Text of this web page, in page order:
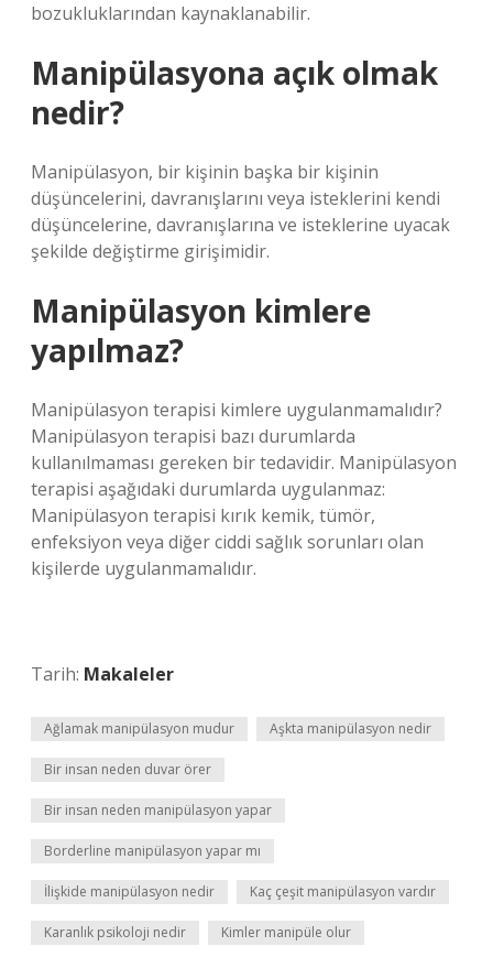
bozukluklarından kaynaklanabilir.
Manipülasyona açık olmak
nedir?
Manipülasyon, bir kişinin başka bir kişinin
düşüncelerini, davranışlarını veya isteklerini kendi
düşüncelerine, davranışlarına ve isteklerine uyacak
şekilde değiştirme girişimidir.
Manipülasyon kimlere
yapılmaz?
Manipülasyon terapisi kimlere uygulanmamalıdır?
Manipülasyon terapisi bazı durumlarda
kullanılmaması gereken bir tedavidir. Manipülasyon
terapisi aşağıdaki durumlarda uygulanmaz:
Manipülasyon terapisi kırık kemik, tümör,
enfeksiyon veya diğer ciddi sağlık sorunları olan
kişilerde uygulanmamalıdır.
Tarih: Makaleler
Ağlamak manipülasyon mudur Aşkta manipülasyon nedir
Bir insan neden duvar örer
Bir insan neden manipülasyon yapar
Borderline manipülasyon yapar mı
İlişkide manipülasyon nedir Kaç çeşit manipülasyon vardır
Karanlık psikoloji nedir Kimler manipüle olur